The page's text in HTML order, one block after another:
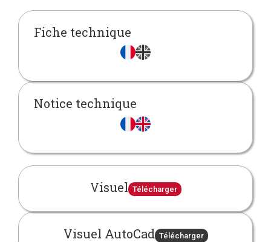
Fiche technique
Notice technique
Visuel Télécharger
Visuel AutoCad Télécharger